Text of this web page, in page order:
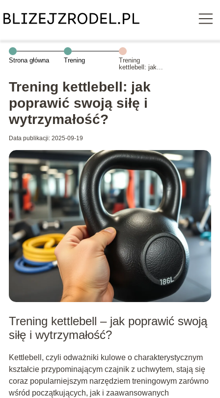
Strona główna Trening
Trening
kettlebell: jak
siłę i
wytrzymałość?
Trening kettlebell: jak
poprawić swoją siłę i
wytrzymałość?
Data publikacji: 2025-09-19
Trening kettlebell – jak poprawić swoją
siłę i wytrzymałość?
Kettlebell, czyli odważniki kulowe o charakterystycznym
kształcie przypominającym czajnik z uchwytem, stają się
coraz popularniejszym narzędziem treningowym zarówno
wśród początkujących, jak i zaawansowanych